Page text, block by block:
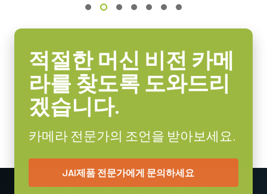
셀 사이즈 WxH
셔터 타입
Global shutter
센서 대각선
엑티브 센서 크기 WxH
6.77 x 5.66 mm
54 x 54 x 74 mm
CAD file - AP-5100T-CXPA
AUX 6핀 입력/출력 수 커넥터
(LKK-IO-6PM-DM)
히로세(Hirose) 호환 커넥터
길이: 3미터 또는 5미터.
참고: 본 제품은 카메라와 함께 주문해야만 합니다(단독 주문 불
데이터시트 다운로드
적절한 머신 비전 카메
라를 찾도록 도와드리
겠습니다.
카메라 전문가의 조언을 받아보세요.
JAI제품 전문가에게 문의하세요